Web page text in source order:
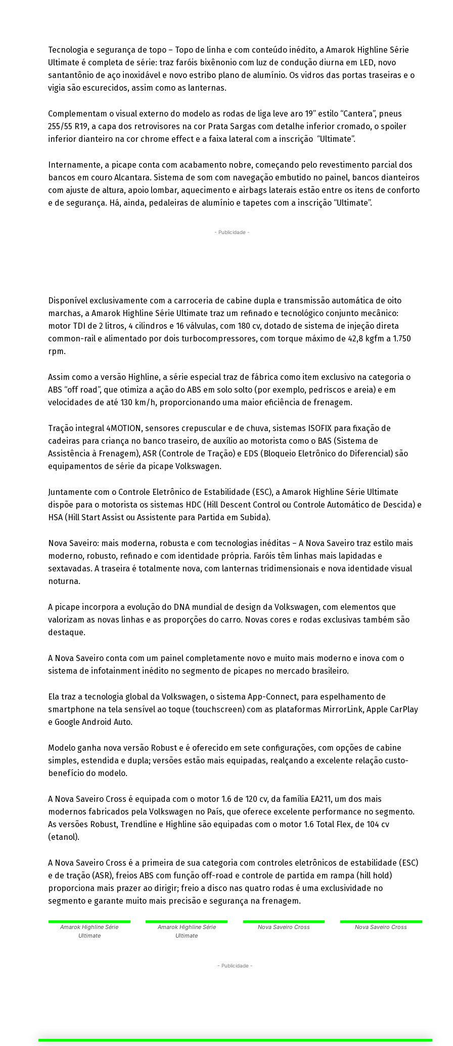
Tecnologia e segurança de topo – Topo de linha e com conteúdo inédito, a Amarok Highline Série
Ultimate é completa de série: traz faróis bixênonio com luz de condução diurna em LED, novo
santantônio de aço inoxidável e novo estribo plano de alumínio. Os vidros das portas traseiras e o
vigia são escurecidos, assim como as lanternas.
Complementam o visual externo do modelo as rodas de liga leve aro 19” estilo “Cantera”, pneus
255/55 R19, a capa dos retrovisores na cor Prata Sargas com detalhe inferior cromado, o spoiler
inferior dianteiro na cor chrome effect e a faixa lateral com a inscrição “Ultimate”.
Internamente, a picape conta com acabamento nobre, começando pelo revestimento parcial dos
bancos em couro Alcantara. Sistema de som com navegação embutido no painel, bancos dianteiros
com ajuste de altura, apoio lombar, aquecimento e airbags laterais estão entre os itens de conforto
e de segurança. Há, ainda, pedaleiras de alumínio e tapetes com a inscrição “Ultimate”.
- Publicidade -
Disponível exclusivamente com a carroceria de cabine dupla e transmissão automática de oito
marchas, a Amarok Highline Série Ultimate traz um refinado e tecnológico conjunto mecânico:
motor TDI de 2 litros, 4 cilindros e 16 válvulas, com 180 cv, dotado de sistema de injeção direta
common-rail e alimentado por dois turbocompressores, com torque máximo de 42,8 kgfm a 1.750
rpm.
Assim como a versão Highline, a série especial traz de fábrica como item exclusivo na categoria o
ABS “off road”, que otimiza a ação do ABS em solo solto (por exemplo, pedriscos e areia) e em
velocidades de até 130 km/h, proporcionando uma maior eficiência de frenagem.
Tração integral 4MOTION, sensores crepuscular e de chuva, sistemas ISOFIX para fixação de
cadeiras para criança no banco traseiro, de auxílio ao motorista como o BAS (Sistema de
Assistência à Frenagem), ASR (Controle de Tração) e EDS (Bloqueio Eletrônico do Diferencial) são
equipamentos de série da picape Volkswagen.
Juntamente com o Controle Eletrônico de Estabilidade (ESC), a Amarok Highline Série Ultimate
dispõe para o motorista os sistemas HDC (Hill Descent Control ou Controle Automático de Descida) e
HSA (Hill Start Assist ou Assistente para Partida em Subida).
Nova Saveiro: mais moderna, robusta e com tecnologias inéditas – A Nova Saveiro traz estilo mais
moderno, robusto, refinado e com identidade própria. Faróis têm linhas mais lapidadas e
sextavadas. A traseira é totalmente nova, com lanternas tridimensionais e nova identidade visual
noturna.
A picape incorpora a evolução do DNA mundial de design da Volkswagen, com elementos que
valorizam as novas linhas e as proporções do carro. Novas cores e rodas exclusivas também são
destaque.
A Nova Saveiro conta com um painel completamente novo e muito mais moderno e inova com o
sistema de infotainment inédito no segmento de picapes no mercado brasileiro.
Ela traz a tecnologia global da Volkswagen, o sistema App-Connect, para espelhamento de
smartphone na tela sensível ao toque (touchscreen) com as plataformas MirrorLink, Apple CarPlay
e Google Android Auto.
Modelo ganha nova versão Robust e é oferecido em sete configurações, com opções de cabine
simples, estendida e dupla; versões estão mais equipadas, realçando a excelente relação custo-
benefício do modelo.
A Nova Saveiro Cross é equipada com o motor 1.6 de 120 cv, da família EA211, um dos mais
modernos fabricados pela Volkswagen no País, que oferece excelente performance no segmento.
As versões Robust, Trendline e Highline são equipadas com o motor 1.6 Total Flex, de 104 cv
(etanol).
A Nova Saveiro Cross é a primeira de sua categoria com controles eletrônicos de estabilidade (ESC)
e de tração (ASR), freios ABS com função off-road e controle de partida em rampa (hill hold)
proporciona mais prazer ao dirigir; freio a disco nas quatro rodas é uma exclusividade no
segmento e garante muito mais precisão e segurança na frenagem.
Amarok Highline Série
Ultimate
Amarok Highline Série
Ultimate
Nova Saveiro Cross Nova Saveiro Cross
- Publicidade -